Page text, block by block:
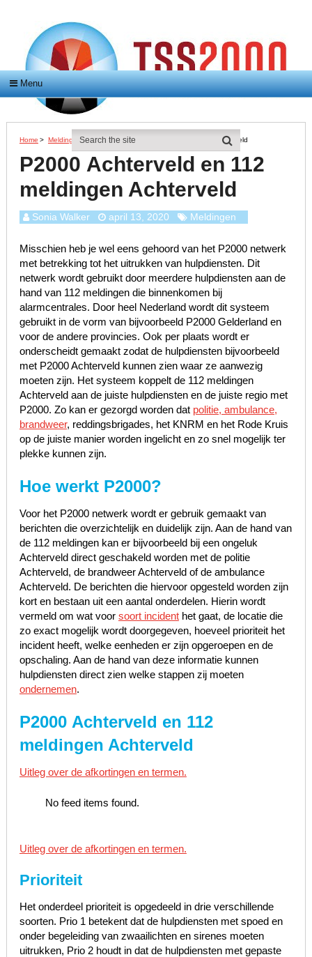
Menu
Home > Meldingen > P2000 Achterveld En 112 Meldingen Achterveld
P2000 Achterveld en 112
meldingen Achterveld
Sonia Walker april 13, 2020 Meldingen
Misschien heb je wel eens gehoord van het P2000 netwerk
met betrekking tot het uitrukken van hulpdiensten. Dit
netwerk wordt gebruikt door meerdere hulpdiensten aan de
hand van 112 meldingen die binnenkomen bij
alarmcentrales. Door heel Nederland wordt dit systeem
gebruikt in de vorm van bijvoorbeeld P2000 Gelderland en
voor de andere provincies. Ook per plaats wordt er
onderscheidt gemaakt zodat de hulpdiensten bijvoorbeeld
met P2000 Achterveld kunnen zien waar ze aanwezig
moeten zijn. Het systeem koppelt de 112 meldingen
Achterveld aan de juiste hulpdiensten en de juiste regio met
P2000. Zo kan er gezorgd worden dat politie, ambulance,
brandweer, reddingsbrigades, het KNRM en het Rode Kruis
op de juiste manier worden ingelicht en zo snel mogelijk ter
plekke kunnen zijn.
Hoe werkt P2000?
Voor het P2000 netwerk wordt er gebruik gemaakt van
berichten die overzichtelijk en duidelijk zijn. Aan de hand van
de 112 meldingen kan er bijvoorbeeld bij een ongeluk
Achterveld direct geschakeld worden met de politie
Achterveld, de brandweer Achterveld of de ambulance
Achterveld. De berichten die hiervoor opgesteld worden zijn
kort en bestaan uit een aantal onderdelen. Hierin wordt
vermeld om wat voor soort incidenthet gaat, de locatie die
zo exact mogelijk wordt doorgegeven, hoeveel prioriteit het
incident heeft, welke eenheden er zijn opgeroepen en de
opschaling. Aan de hand van deze informatie kunnen
hulpdiensten direct zien welke stappen zij moeten
ondernemen.
P2000 Achterveld en 112
meldingen Achterveld
Uitleg over de afkortingen en termen.
No feed items found.
Uitleg over de afkortingen en termen.
Prioriteit
Het onderdeel prioriteit is opgedeeld in drie verschillende
soorten. Prio 1 betekent dat de hulpdiensten met spoed en
onder begeleiding van zwaailichten en sirenes moeten
uitrukken, Prio 2 houdt in dat de hulpdiensten met gepaste